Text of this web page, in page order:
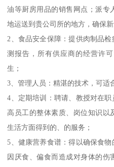
油等厨房用品的销售网点；派专
地运送到贵公司所的地方，确保
2、食品安全保障：提供肉制品
测报告，所有供应商的经营许
生；
3、管理人员：精湛的技术，可适
4、定期培训：聘请、教授对在
高员工的整体素质、岗位知识以
生活方面得到的、的服务；
5、健康营养食谱：得以确保食
因厌食、偏食而造成对身体的伤